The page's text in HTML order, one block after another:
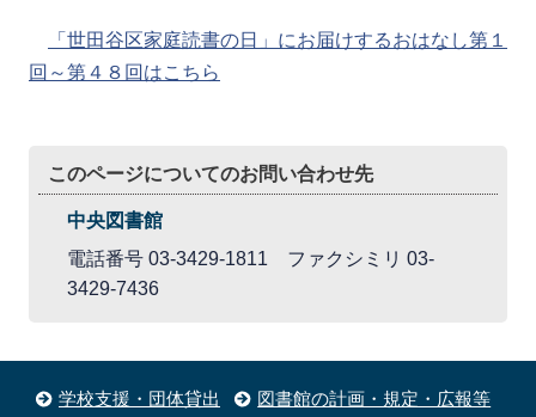
「世田谷区家庭読書の日」にお届けするおはなし第１
回～第４８回はこちら
このページについてのお問い合わせ先
中央図書館
電話番号 03-3429-1811 ファクシミリ 03-
3429-7436
学校支援・団体貸出 図書館の計画・規定・広報等